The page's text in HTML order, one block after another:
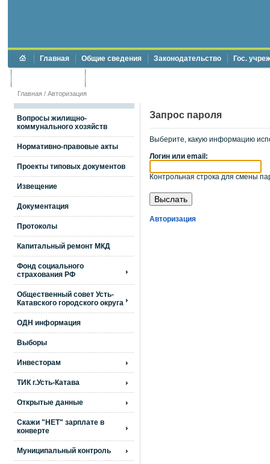
Главная Общие сведения Законодательство Гос.
Главная / Авторизация
Вопросы жилищно-
коммунального хозяйств
Нормативно-правовые акты
Проекты типовых документов
Извещение
Документация
Протоколы
Капитальный ремонт МКД
Фонд социального
страхования РФ
Общественный совет Усть-
Катавского городского округа
ОДН информация
Выборы
Инвесторам
ТИК г.Усть-Катава
Открытые данные
Скажи "НЕТ" зарплате в
конверте
Муниципальный контроль
Запрос пароля
Выберите, какую информацию
Логин или email:
Контрольная строка для смены
Авторизация